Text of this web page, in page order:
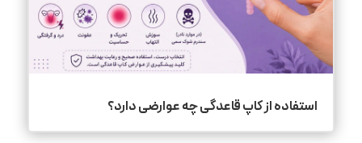
استفاده از کاپ قاعدگی چه عوارضی دارد؟